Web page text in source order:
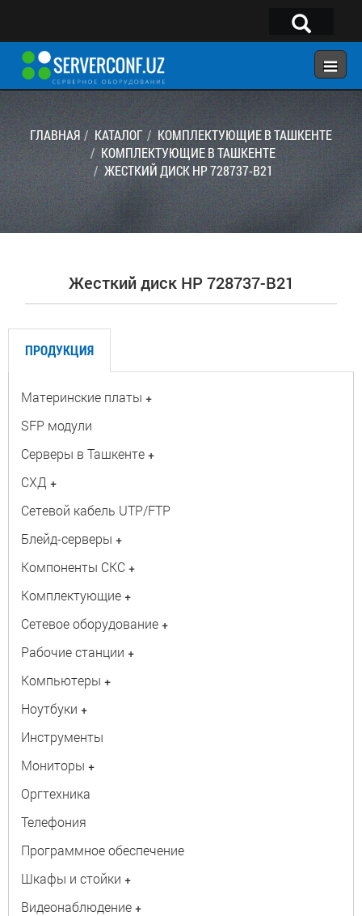
×
ГЛАВНАЯ
КОНФИГУРАТОР
КАТАЛОГ
УСЛУГИ
Telegram:@serverconf_uz
Тел: (90) 932-18-00
ГЛАВНАЯ КАТАЛОГ
КОМПЛЕКТУЮЩИЕ В ТАШКЕНТЕ
КОМПЛЕКТУЮЩИЕ В ТАШКЕНТЕ
ЖЕСТКИЙ ДИСК HP 728737-B21
Жесткий диск HP 728737-B21
ПРОДУКЦИЯ
Материнские платы +
SFP модули
Серверы в Ташкенте +
СХД +
Сетевой кабель UTP/FTP
Блейд-серверы +
Компоненты СКС +
Комплектующие +
Сетевое оборудование +
Рабочие станции +
Компьютеры +
Ноутбуки +
Инструменты
Мониторы +
Оргтехника
Телефония
Программное обеспечение
Шкафы и стойки +
Видеонаблюдение +